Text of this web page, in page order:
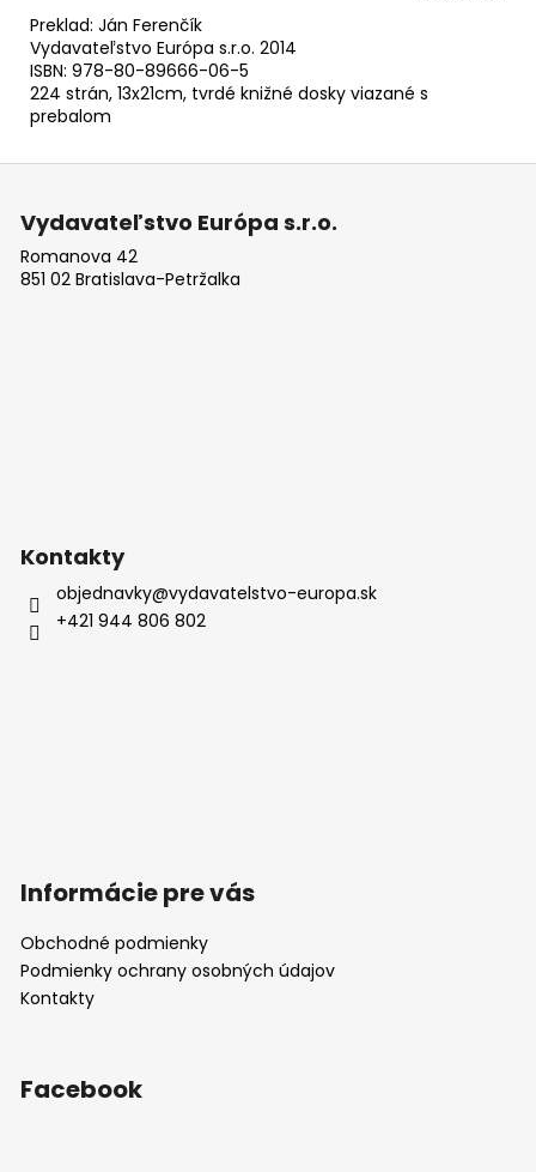
Preklad: Ján Ferenčík
Vydavateľstvo Európa s.r.o. 2014
ISBN: 978-80-89666-06-5
224 strán, 13x21cm, tvrdé knižné dosky viazané s
prebalom
Z
Vydavateľstvo Európa s.r.o.
Romanova 42
851 02 Bratislava-Petržalka
Kontakty
objednavky@vydavatelstvo-europa.sk
+421 944 806 802
Informácie pre vás
Obchodné podmienky
Podmienky ochrany osobných údajov
Kontakty
Facebook